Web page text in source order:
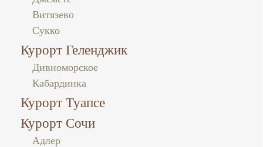
Витязево
Сукко
Курорт Геленджик
Дивноморское
Кабардинка
Курорт Туапсе
Курорт Сочи
Адлер